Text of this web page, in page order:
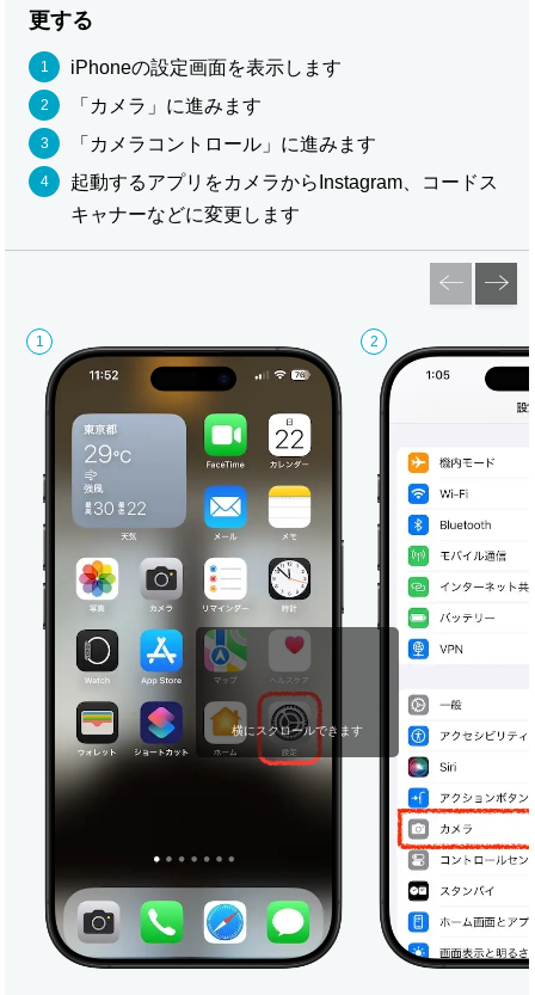
更する
iPhoneの設定画面を表示します
「カメラ」に進みます
「カメラコントロール」に進みます
起動するアプリをカメラからInstagram、コードス
キャナーなどに変更します
横にスクロールできます